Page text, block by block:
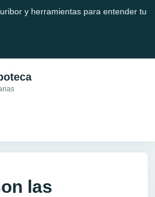
y herramientas para entender tu
las